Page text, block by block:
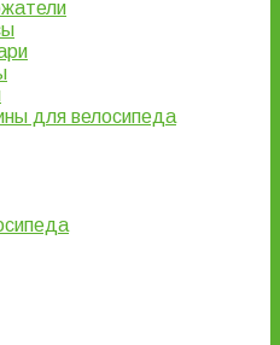
для велосипеда